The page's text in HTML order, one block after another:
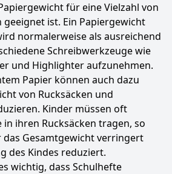
für eine Vielzahl von
ist. Ein Papiergewicht
normalerweise als ausreichend
Schreibwerkzeuge wie
und Highlighter aufzunehmen.
Papier können auch dazu
von Rucksäcken und
Kinder müssen oft
ihren Rucksäcken tragen, so
das Gesamtgewicht verringert
des Kindes reduziert.
wichtig, dass Schulhefte